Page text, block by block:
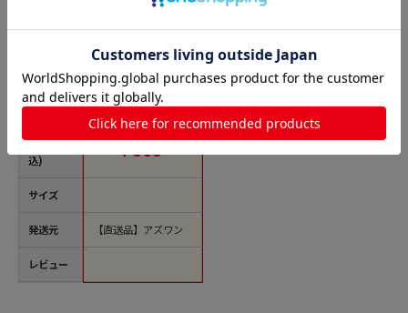
商品名
価格(税
込)
サイズ
発送元
レビュー
ベストコ Stlye Tools
ガジェコン シリコー
ンゴム製ビン蓋オー
プナーLB-219 1個 (ご
注文単位1個) 【直送
品】 ￥393
【直送品】アズワン